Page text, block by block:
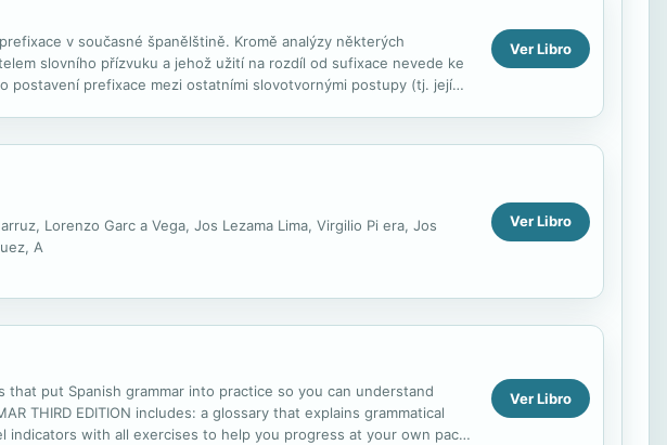
v současné španělštině. Kromě analýzy některých
slovního přízvuku a jehož užití na rozdíl od sufixace nevede ke
postavení prefixace mezi ostatními slovotvornými postupy (tj. její
Ver Libro
Lorenzo Garc a Vega, Jos Lezama Lima, Virgilio Pi era, Jos
A
Ver Libro
that put Spanish grammar into practice so you can understand
THIRD EDITION includes: a glossary that explains grammatical
with all exercises to help you progress at your own pace
Ver Libro